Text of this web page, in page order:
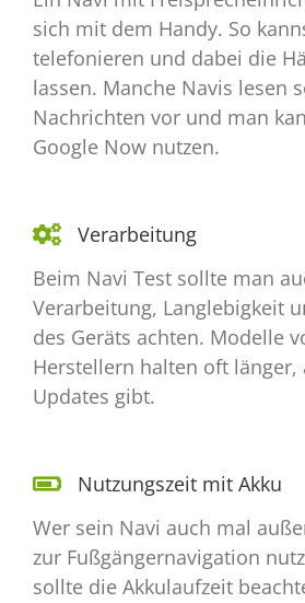
sich mit dem Handy. So
telefonieren und dabei die
lassen. Manche Navis lesen
Nachrichten vor und man
Google Now nutzen.
Verarbeitung
Beim Navi Test sollte man
Verarbeitung, Langlebigkeit
des Geräts achten. Modelle
Herstellern halten oft länger,
Updates gibt.
Nutzungszeit mit Akku
Wer sein Navi auch mal
zur Fußgängernavigation
sollte die Akkulaufzeit